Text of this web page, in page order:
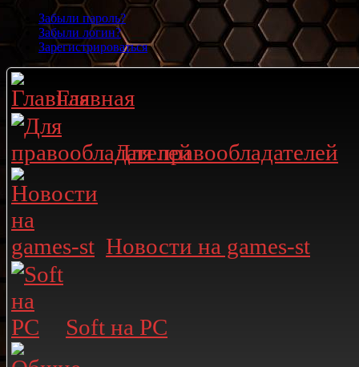
Забыли пароль?
Забыли логин?
Зарегистрироваться
Главная
Для правообладателей
Новости на games-st
Soft на PC